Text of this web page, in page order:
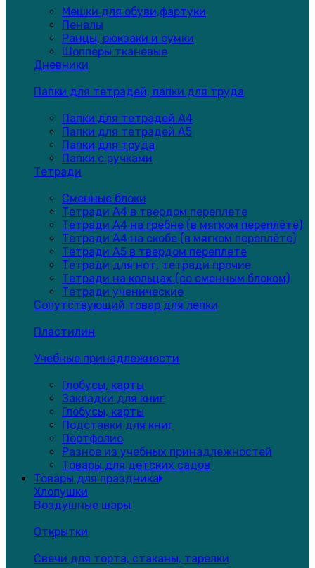
Мешки для обуви,фартуки
Пеналы
Ранцы, рюкзаки и сумки
Шопперы тканевые
Дневники
Папки для тетрадей, папки для труда
Папки для тетрадей А4
Папки для тетрадей А5
Папки для труда
Папки с ручками
Тетради
Сменные блоки
Тетради А4 в твердом переплете
Тетради А4 на гребне (в мягком переплёте)
Тетради А4 на скобе (в мягком переплёте)
Тетради А5 в твердом переплете
Тетради для нот, тетради прочие
Тетради на кольцах (со сменным блоком)
Тетради ученические
Сопутствующий товар для лепки
Пластилин
Учебные принадлежности
Глобусы, карты
Закладки для книг
Глобусы, карты
Подставки для книг
Портфолио
Разное из учебных принадлежностей
Товары для детских садов
Товары для праздника
Хлопушки
Воздушные шары
Открытки
Свечи для торта, стаканы, тарелки